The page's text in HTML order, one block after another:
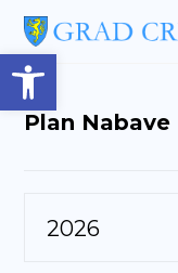
Open
Plan Nabave
2026